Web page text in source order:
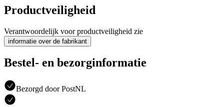
Productveiligheid
Verantwoordelijk voor productveiligheid zie
informatie over de fabrikant
Bestel- en bezorginformatie
Bezorgd door PostNL